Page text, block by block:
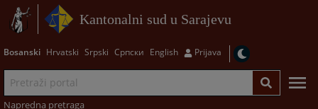
Kantonalni sud u Sarajevu
Bosanski Hrvatski Srpski Српски English Prijava
Napredna pretraga